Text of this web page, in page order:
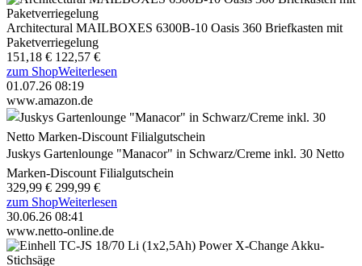
Architectural MAILBOXES 6300B-10 Oasis 360 Briefkasten mit
Paketverriegelung
151,18 € 122,57 €
zum ShopWeiterlesen
01.07.26 08:19
www.amazon.de
Juskys Gartenlounge "Manacor" in Schwarz/Creme inkl. 30 Netto
Marken-Discount Filialgutschein
329,99 € 299,99 €
zum ShopWeiterlesen
30.06.26 08:41
www.netto-online.de